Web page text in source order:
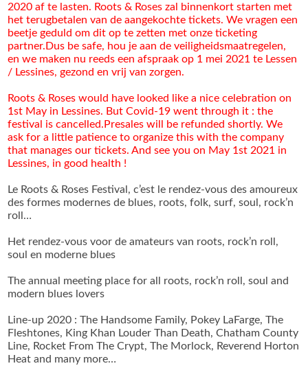
2020 af te lasten. Roots & Roses zal binnenkort starten met
het terugbetalen van de aangekochte tickets. We vragen een
beetje geduld om dit op te zetten met onze ticketing
partner.Dus be safe, hou je aan de veiligheidsmaatregelen,
en we maken nu reeds een afspraak op 1 mei 2021 te Lessen
/ Lessines, gezond en vrij van zorgen.
Roots & Roses would have looked like a nice celebration on
1st May in Lessines. But Covid-19 went through it : the
festival is cancelled.Presales will be refunded shortly. We
ask for a little patience to organize this with the company
that manages our tickets. And see you on May 1st 2021 in
Lessines, in good health !
Le Roots & Roses Festival, c’est le rendez-vous des amoureux
des formes modernes de blues, roots, folk, surf, soul, rock’n
roll…
Het rendez-vous voor de amateurs van roots, rock’n roll,
soul en moderne blues
The annual meeting place for all roots, rock’n roll, soul and
modern blues lovers
Line-up 2020 : The Handsome Family, Pokey LaFarge, The
Fleshtones, King Khan Louder Than Death, Chatham County
Line, Rocket From The Crypt, The Morlock, Reverend Horton
Heat and many more…